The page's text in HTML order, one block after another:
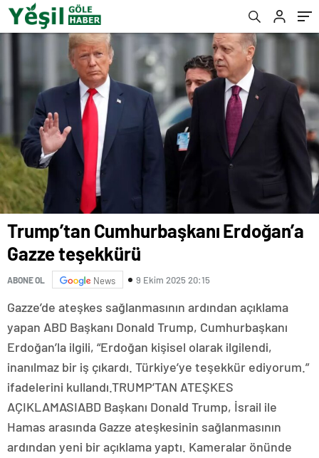
Trump’tan Cumhurbaşkanı Erdoğan’a
Gazze teşekkürü
ABONE OL News 9 Ekim 2025 20:15
Gazze’de ateşkes sağlanmasının ardından açıklama
yapan ABD Başkanı Donald Trump, Cumhurbaşkanı
Erdoğan’la ilgili, “Erdoğan kişisel olarak ilgilendi,
inanılmaz bir iş çıkardı. Türkiye’ye teşekkür ediyorum.”
ifadelerini kullandı.TRUMP’TAN ATEŞKES
AÇIKLAMASIABD Başkanı Donald Trump, İsrail ile
Hamas arasında Gazze ateşkesinin sağlanmasının
ardından yeni bir açıklama yaptı. Kameralar önünde